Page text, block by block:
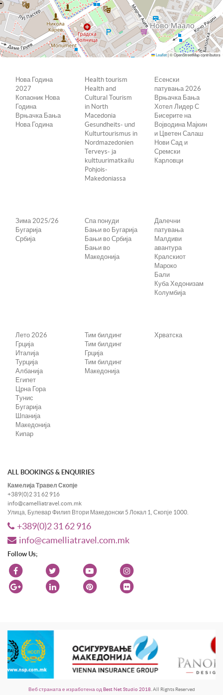
Leaflet|© OpenStreetMap contributors
Нова Година
2027
Копаоник Нова
Година
Врњачка Бања
Нова Година
Health tourism
Health and
Cultural Tourism
in North
Macedonia
Gesundheits- und
Kulturtourismus in
Nordmazedonien
Terveys- ja
kulttuurimatkailu
Pohjois-
Makedoniassa
Есенски
патувања 2026
Врњачка Бања
Хотел Лидер С
Бисерите на
Војводина Мајкин
и Цветен Салаш
Нови Сад и
Сремски
Карловци
Зима 2025/26
Бугарија
Србија
Спа понуди
Бањи во Бугарија
Бањи во Србија
Бањи во
Македонија
Далечни
патувања
Малдиви
авантура
Кралскиот
Мароко
Бали
Куба Хедонизам
Колумбија
Лето 2026
Грција
Италија
Турција
Албанија
Египет
Црна Гора
Tунис
Бугарија
Шпанија
Македонија
Кипар
Тим билдинг
Тим билдинг
Грција
Тим билдинг
Македонија
Хрватска
ALL BOOKINGS & ENQUIRIES
Камелија Травел Скопје
+389(0)2 31 62 916
info@camelliatravel.com.mk
Улица, Булевар Филип Втори Македонски 5 Локал 1, Скопје 1000.
+389(0)2 31 62 916
info@camelliatravel.com.mk
Follow Us;
Веб страната е изработена од Best Net Studio 2018. All Rights Reserved